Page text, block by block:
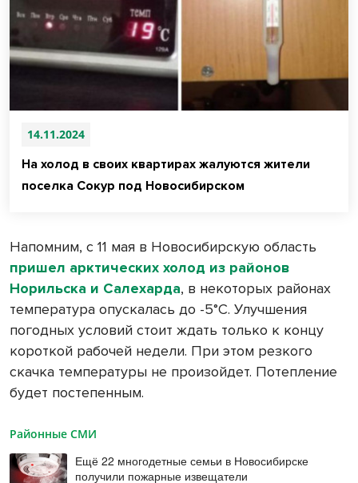
14.11.2024
На холод в своих квартирах жалуются жители
поселка Сокур под Новосибирском
Напомним, с 11 мая в Новосибирскую область
пришел арктических холод из районов
Норильска и Салехарда, в некоторых районах
температура опускалась до -5°С. Улучшения
погодных условий стоит ждать только к концу
короткой рабочей недели. При этом резкого
скачка температуры не произойдет. Потепление
будет постепенным.
Районные СМИ
Ещё 22 многодетные семьи в Новосибирске
получили пожарные извещатели